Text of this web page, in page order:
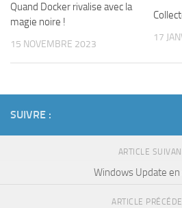
Quand Docker rivalise avec la
magie noire !
15 NOVEMBRE 2023
17
SUIVRE :
ARTICLE
Windows Update en
ARTICLE